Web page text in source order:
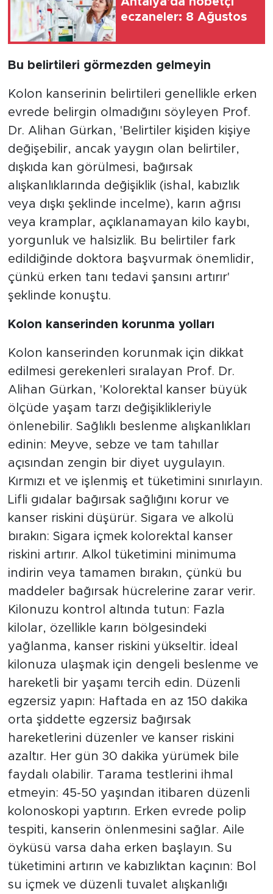
eczaneler: 8 Ağustos
Bu belirtileri görmezden gelmeyin
Kolon kanserinin belirtileri genellikle erken
evrede belirgin olmadığını söyleyen Prof.
Dr. Alihan Gürkan, 'Belirtiler kişiden kişiye
değişebilir, ancak yaygın olan belirtiler,
dışkıda kan görülmesi, bağırsak
alışkanlıklarında değişiklik (ishal, kabızlık
veya dışkı şeklinde incelme), karın ağrısı
veya kramplar, açıklanamayan kilo kaybı,
yorgunluk ve halsizlik. Bu belirtiler fark
edildiğinde doktora başvurmak önemlidir,
çünkü erken tanı tedavi şansını artırır'
şeklinde konuştu.
Kolon kanserinden korunma yolları
Kolon kanserinden korunmak için dikkat
edilmesi gerekenleri sıralayan Prof. Dr.
Alihan Gürkan, 'Kolorektal kanser büyük
ölçüde yaşam tarzı değişiklikleriyle
önlenebilir. Sağlıklı beslenme alışkanlıkları
edinin: Meyve, sebze ve tam tahıllar
açısından zengin bir diyet uygulayın.
Kırmızı et ve işlenmiş et tüketimini sınırlayın.
Lifli gıdalar bağırsak sağlığını korur ve
kanser riskini düşürür. Sigara ve alkolü
bırakın: Sigara içmek kolorektal kanser
riskini artırır. Alkol tüketimini minimuma
indirin veya tamamen bırakın, çünkü bu
maddeler bağırsak hücrelerine zarar verir.
Kilonuzu kontrol altında tutun: Fazla
kilolar, özellikle karın bölgesindeki
yağlanma, kanser riskini yükseltir. İdeal
kilonuza ulaşmak için dengeli beslenme ve
hareketli bir yaşamı tercih edin. Düzenli
egzersiz yapın: Haftada en az 150 dakika
orta şiddette egzersiz bağırsak
hareketlerini düzenler ve kanser riskini
azaltır. Her gün 30 dakika yürümek bile
faydalı olabilir. Tarama testlerini ihmal
etmeyin: 45-50 yaşından itibaren düzenli
kolonoskopi yaptırın. Erken evrede polip
tespiti, kanserin önlenmesini sağlar. Aile
öyküsü varsa daha erken başlayın. Su
tüketimini artırın ve kabızlıktan kaçının: Bol
su içmek ve düzenli tuvalet alışkanlığı